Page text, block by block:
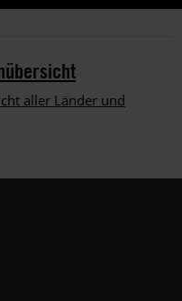
aller Länder und